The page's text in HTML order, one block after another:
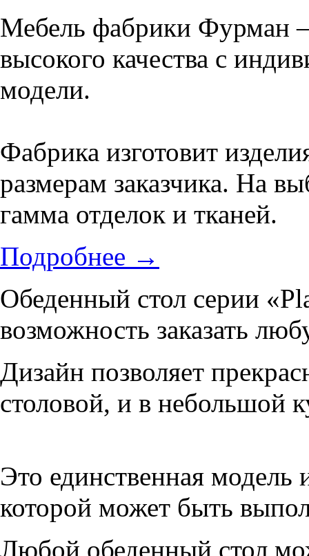
Мебель фабрики Фурман
высокого качества с
модели.
Фабрика изготовит
размерам заказчика. На
гамма отделок и тканей.
Подробнее →
Обеденный стол серии
возможность заказать
Дизайн позволяет
столовой, и в небольшой
Это единственная модель
которой может быть
Любой обеденный стол